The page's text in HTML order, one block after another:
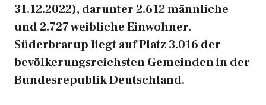
31.12.2022), darunter 2.612 männliche
und 2.727 weibliche Einwohner.
Süderbrarup liegt auf Platz 3.016 der
bevölkerungsreichsten Gemeinden in der
Bundesrepublik Deutschland.